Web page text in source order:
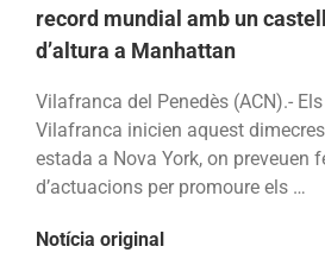
record mundial amb un
d’altura a Manhattan
Vilafranca del Penedès (ACN).-
Vilafranca inicien aquest
estada a Nova York, on preveuen
d’actuacions per promoure els …
Notícia original